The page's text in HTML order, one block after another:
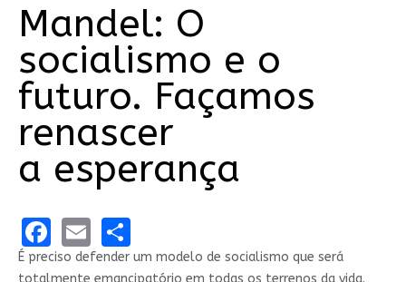
Mandel: O
socialismo e o
futuro. Façamos
renascer
a esperança
Facebook
EmailShare
É preciso defender um modelo de socialismo que será
totalmente emancipatório em todas os terrenos da vida.